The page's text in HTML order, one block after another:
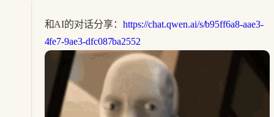
和AI的对话分享： https://chat.qwen.ai/s/b95ff6a8-aae3-
4fe7-9ae3-dfc087ba2552